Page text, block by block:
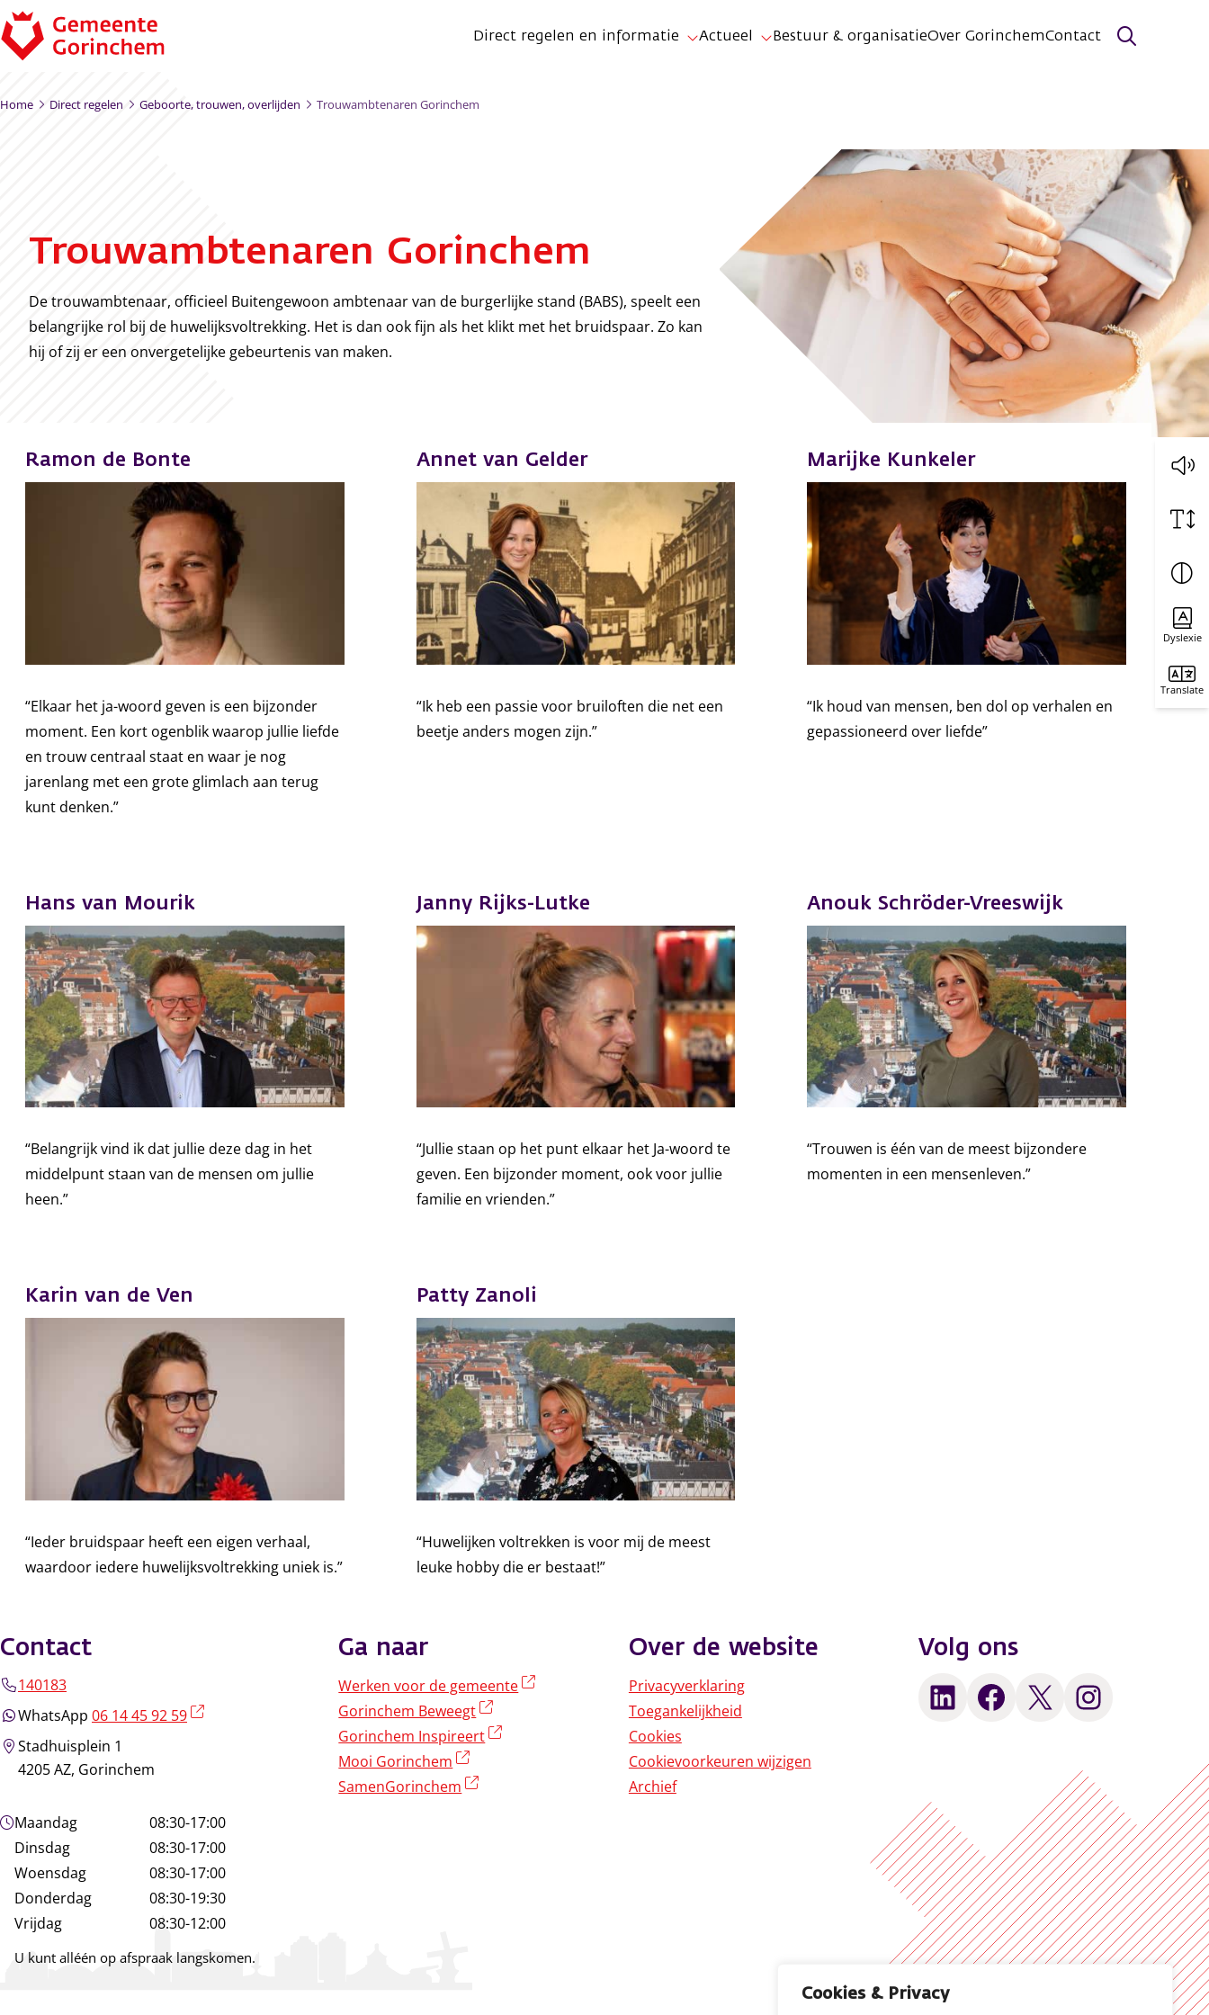
Cookies & Privacy
Ga naar de inhoud
Direct regelen en informatie Actueel Bestuur & organisatieOver GorinchemContact Zoeken
Dyslexie
Translate
Home Direct regelen Geboorte, trouwen, overlijden Trouwambtenaren Gorinchem
Trouwambtenaren Gorinchem
De trouwambtenaar, officieel Buitengewoon ambtenaar van de burgerlijke stand (BABS), speelt een
belangrijke rol bij de huwelijksvoltrekking. Het is dan ook fijn als het klikt met het bruidspaar. Zo kan
hij of zij er een onvergetelijke gebeurtenis van maken.
Ramon de Bonte
“Elkaar het ja-woord geven is een bijzonder
moment. Een kort ogenblik waarop jullie liefde
en trouw centraal staat en waar je nog
jarenlang met een grote glimlach aan terug
kunt denken.”
Annet van Gelder
“Ik heb een passie voor bruiloften die net een
beetje anders mogen zijn.”
Marijke Kunkeler
“Ik houd van mensen, ben dol op verhalen en
gepassioneerd over liefde”
Hans van Mourik
“Belangrijk vind ik dat jullie deze dag in het
middelpunt staan van de mensen om jullie
heen.”
Janny Rijks-Lutke
“Jullie staan op het punt elkaar het Ja-woord te
geven. Een bijzonder moment, ook voor jullie
familie en vrienden.”
Anouk Schröder-Vreeswijk
“Trouwen is één van de meest bijzondere
momenten in een mensenleven.”
Karin van de Ven
“Ieder bruidspaar heeft een eigen verhaal,
waardoor iedere huwelijksvoltrekking uniek is.”
Patty Zanoli
“Huwelijken voltrekken is voor mij de meest
leuke hobby die er bestaat!”
Contact
140183
WhatsApp 06 14 45 92 59
Stadhuisplein 1
4205 AZ, Gorinchem
Openingstijden
Maandag
08:30-17:00
Dinsdag
08:30-17:00
Woensdag
08:30-17:00
Donderdag
08:30-19:30
Vrijdag
08:30-12:00
U kunt alléén op afspraak langskomen.
Ga naar
Werken voor de gemeente
(externe link)
Gorinchem Beweegt
Gorinchem Inspireert
Mooi Gorinchem
SamenGorinchem
Over de website
Privacyverklaring
Toegankelijkheid
Cookies
Cookievoorkeuren wijzigen
Archief
Volg ons
LinkedIn Facebook X Instagram